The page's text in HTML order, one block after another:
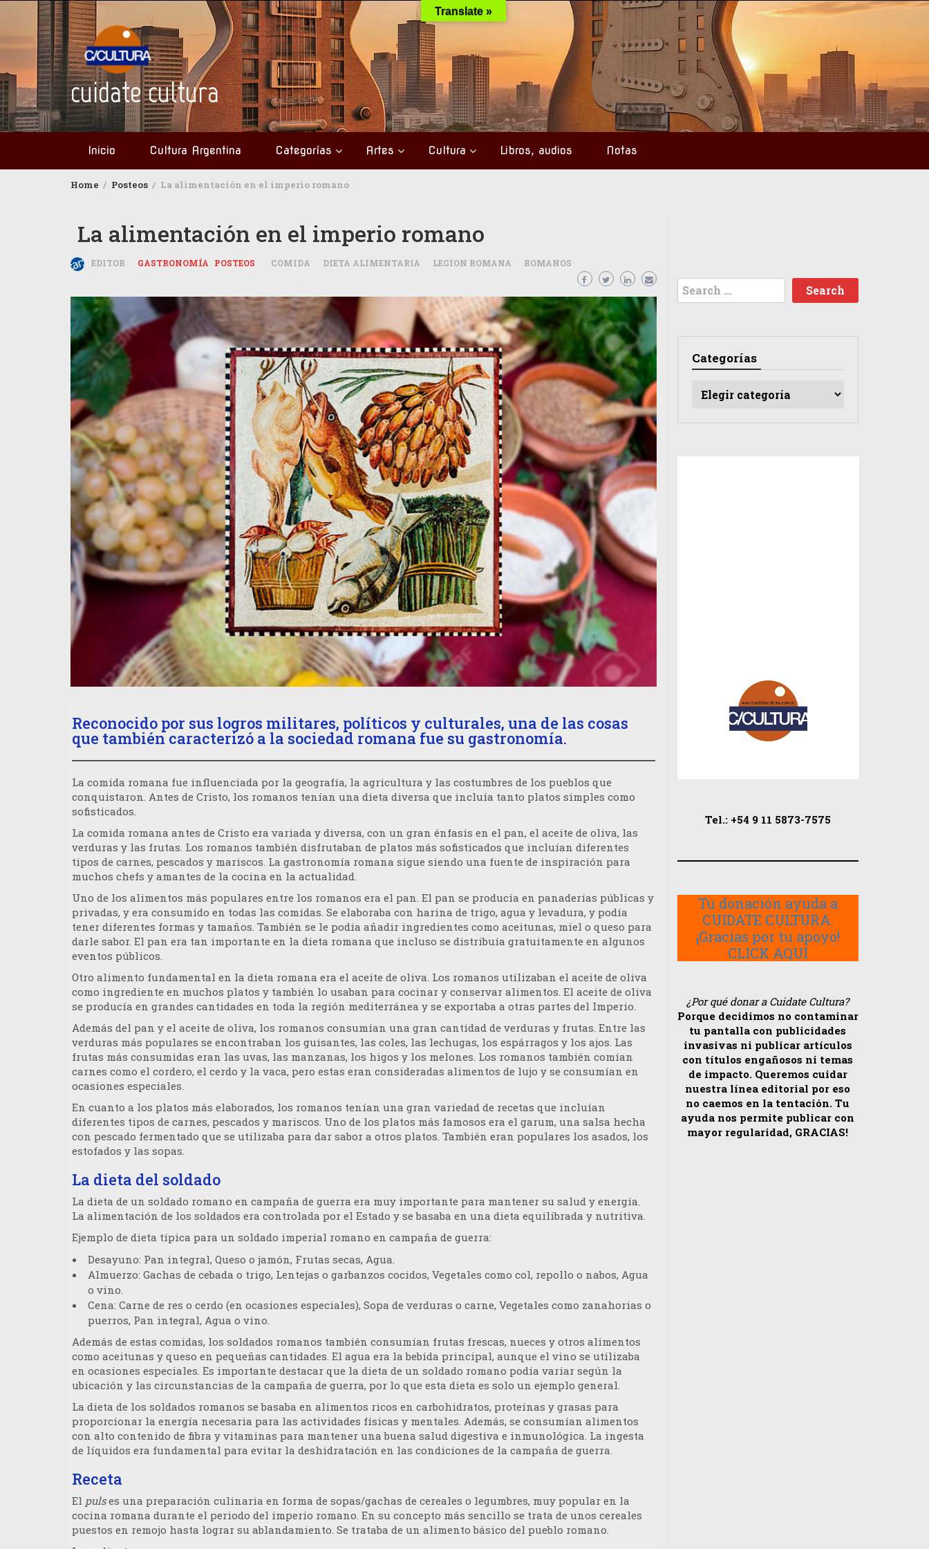
content
cuidate cultura
Inicio Cultura Argentina Categorías Artes Cultura Libros, audios Notas
Home Posteos La alimentación en el imperio romano
La alimentación en el imperio romano
EDITOR GASTRONOMÍA POSTEOS COMIDA DIETA ALIMENTARIA LEGION ROMANA ROMANOS
Reconocido por sus logros militares, políticos y culturales, una de las cosas
que también caracterizó a la sociedad romana fue su gastronomía.
La comida romana fue influenciada por la geografía, la agricultura y las costumbres de los pueblos que
conquistaron. Antes de Cristo, los romanos tenían una dieta diversa que incluía tanto platos simples como
sofisticados.
La comida romana antes de Cristo era variada y diversa, con un gran énfasis en el pan, el aceite de oliva, las
verduras y las frutas. Los romanos también disfrutaban de platos más sofisticados que incluían diferentes
tipos de carnes, pescados y mariscos. La gastronomía romana sigue siendo una fuente de inspiración para
muchos chefs y amantes de la cocina en la actualidad.
Uno de los alimentos más populares entre los romanos era el pan. El pan se producía en panaderías públicas y
privadas, y era consumido en todas las comidas. Se elaboraba con harina de trigo, agua y levadura, y podía
tener diferentes formas y tamaños. También se le podía añadir ingredientes como aceitunas, miel o queso para
darle sabor. El pan era tan importante en la dieta romana que incluso se distribuía gratuitamente en algunos
eventos públicos.
Otro alimento fundamental en la dieta romana era el aceite de oliva. Los romanos utilizaban el aceite de oliva
como ingrediente en muchos platos y también lo usaban para cocinar y conservar alimentos. El aceite de oliva
se producía en grandes cantidades en toda la región mediterránea y se exportaba a otras partes del Imperio.
Además del pan y el aceite de oliva, los romanos consumían una gran cantidad de verduras y frutas. Entre las
verduras más populares se encontraban los guisantes, las coles, las lechugas, los espárragos y los ajos. Las
frutas más consumidas eran las uvas, las manzanas, los higos y los melones. Los romanos también comían
carnes como el cordero, el cerdo y la vaca, pero estas eran consideradas alimentos de lujo y se consumían en
ocasiones especiales.
En cuanto a los platos más elaborados, los romanos tenían una gran variedad de recetas que incluían
diferentes tipos de carnes, pescados y mariscos. Uno de los platos más famosos era el garum, una salsa hecha
con pescado fermentado que se utilizaba para dar sabor a otros platos. También eran populares los asados, los
estofados y las sopas.
La dieta del soldado
La dieta de un soldado romano en campaña de guerra era muy importante para mantener su salud y energía.
La alimentación de los soldados era controlada por el Estado y se basaba en una dieta equilibrada y nutritiva.
Ejemplo de dieta típica para un soldado imperial romano en campaña de guerra:
Desayuno: Pan integral, Queso o jamón, Frutas secas, Agua.
Almuerzo: Gachas de cebada o trigo, Lentejas o garbanzos cocidos, Vegetales como col, repollo o nabos, Agua
o vino.
Cena: Carne de res o cerdo (en ocasiones especiales), Sopa de verduras o carne, Vegetales como zanahorias o
puerros, Pan integral, Agua o vino.
Además de estas comidas, los soldados romanos también consumían frutas frescas, nueces y otros alimentos
como aceitunas y queso en pequeñas cantidades. El agua era la bebida principal, aunque el vino se utilizaba
en ocasiones especiales. Es importante destacar que la dieta de un soldado romano podía variar según la
ubicación y las circunstancias de la campaña de guerra, por lo que esta dieta es solo un ejemplo general.
La dieta de los soldados romanos se basaba en alimentos ricos en carbohidratos, proteínas y grasas para
proporcionar la energía necesaria para las actividades físicas y mentales. Además, se consumían alimentos
con alto contenido de fibra y vitaminas para mantener una buena salud digestiva e inmunológica. La ingesta
de líquidos era fundamental para evitar la deshidratación en las condiciones de la campaña de guerra.
Receta
El pulses una preparación culinaria en forma de sopas/gachas de cereales o legumbres, muy popular en la
cocina romana durante el periodo del imperio romano. En su concepto más sencillo se trata de unos cereales
puestos en remojo hasta lograr su ablandamiento. Se trataba de un alimento básico del pueblo romano.
Search
for:
Categorías
Categorías
Tel.: +54 9 11 5873-7575
Tu donación ayuda a
CUIDATE CULTURA.
¡Gracias por tu apoyo!
CLICK AQUÍ
¿Por qué donar a Cuidate Cultura?
Porque decidimos no contaminar
tu pantalla con publicidades
invasivas ni publicar artículos
con títulos engañosos ni temas
de impacto. Queremos cuidar
nuestra línea editorial por eso
no caemos en la tentación. Tu
ayuda nos permite publicar con
mayor regularidad, GRACIAS!
Translate »